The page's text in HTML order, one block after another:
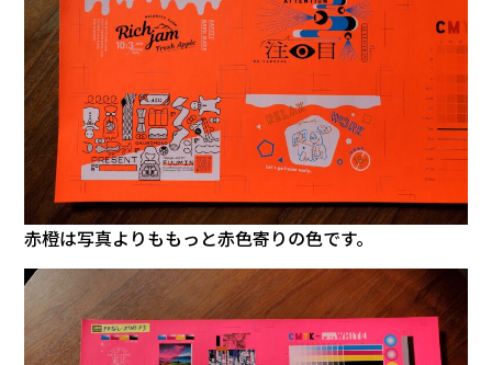
赤橙は写真よりももっと赤色寄りの色です。